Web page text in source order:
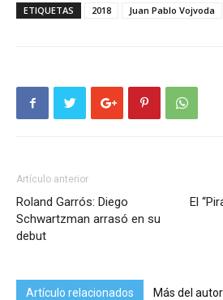
ETIQUETAS 2018 Juan Pablo Vojvoda
Artículo anterior
Roland Garrós: Diego
Schwartzman arrasó en su
debut
El
Artículo relacionados Más del autor